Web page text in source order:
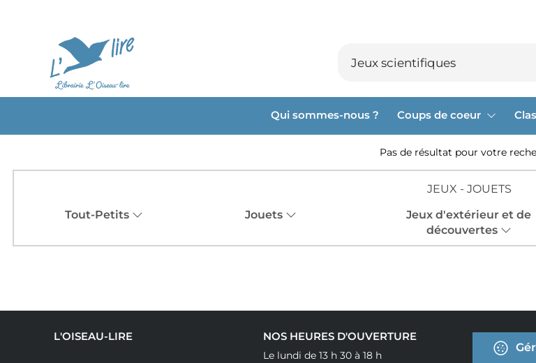
Qui sommes-nous ? Coups de coeur
Pas de résultat pour votre
JEUX - JOUETS
Tout-Petits
Jouets
Jeux d'extérieur et de
découvertes
L'OISEAU-LIRE NOS HEURES D'OUVERTURE
Le lundi de 13 h 30 à 18 h